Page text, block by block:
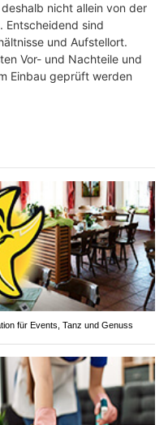
nicht allein von der
Entscheidend sind
und Aufstellort.
Vor- und Nachteile und
Einbau geprüft werden
für Events, Tanz und Genuss